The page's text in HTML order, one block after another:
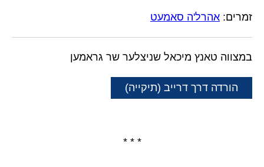
זמרים: אהרל'ה סאמעט
במצווה טאנץ מיכאל שניצלער שר גראמען
הורדה דרך דרייב (תיקייה)
* * *